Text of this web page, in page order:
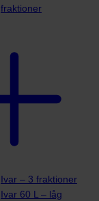
fraktioner
Ivar – 3 fraktioner
Ivar 60 L – låg